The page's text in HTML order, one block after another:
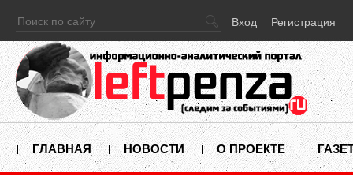
Вход Регистрация
ГЛАВНАЯ НОВОСТИ О ПРОЕКТЕ